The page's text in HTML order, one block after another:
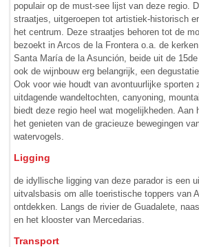
populair op de must-see lijst van deze regio.
straatjes, uitgeroepen tot artistiek-historisch
het centrum. Deze straatjes behoren tot de
bezoekt in Arcos de la Frontera o.a. de
Santa María de la Asunción, beide uit de
ook de wijnbouw erg belangrijk, een
Ook voor wie houdt van avontuurlijke sporten
uitdagende wandeltochten, canyoning,
biedt deze regio heel wat mogelijkheden. Aan
het genieten van de gracieuze bewegingen
watervogels.
Ligging
de idyllische ligging van deze parador is een
uitvalsbasis om alle toeristische toppers van
ontdekken. Langs de rivier de Guadalete,
en het klooster van Mercedarias.
Transport